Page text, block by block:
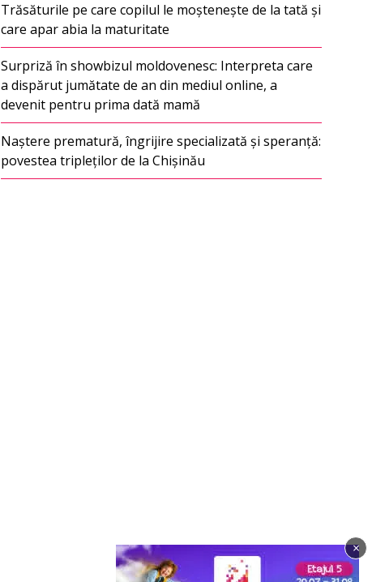
Trăsăturile pe care copilul le moștenește de la tată și
care apar abia la maturitate
Surpriză în showbizul moldovenesc: Interpreta care
a dispărut jumătate de an din mediul online, a
devenit pentru prima dată mamă
Naștere prematură, îngrijire specializată și speranță:
povestea tripleților de la Chișinău
×
Imagine